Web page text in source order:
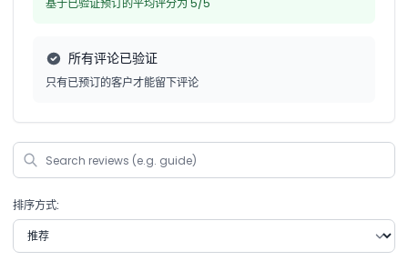
基于已验证预订的平均评分为 5/5
所有评论已验证
只有已预订的客户才能留下评论
排序方式: